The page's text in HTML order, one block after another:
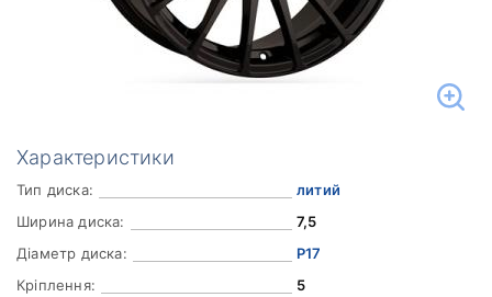
Характеристики
Тип диска:
литий
Ширина диска:
7,5
Діаметр диска:
Р17
Кріплення:
5